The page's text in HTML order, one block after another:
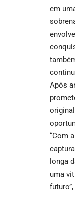
em
Após
“Com
longa
uma